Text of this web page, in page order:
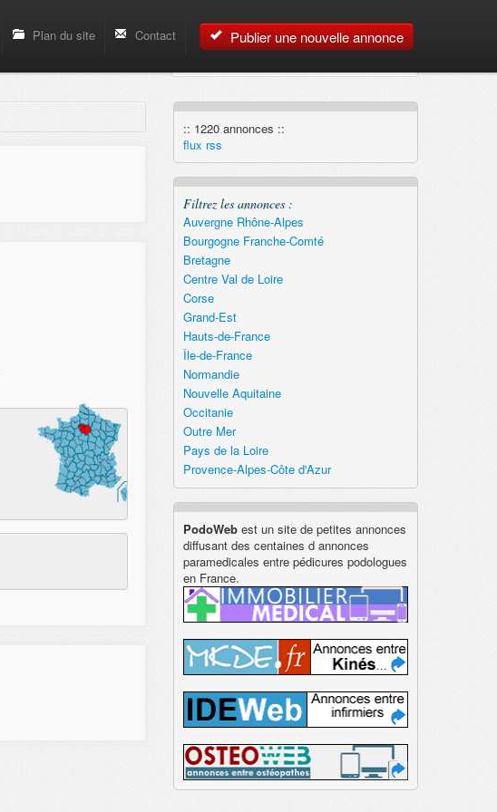
Publier une nouvelle annonce
Plan du site Contact
:: 1220 annonces ::
flux rss
Filtrez les annonces :
Auvergne Rhône-Alpes
Bourgogne Franche-Comté
Bretagne
Centre Val de Loire
Corse
Grand-Est
Hauts-de-France
Île-de-France
Normandie
Nouvelle Aquitaine
Occitanie
Outre Mer
Pays de la Loire
Provence-Alpes-Côte d'Azur
PodoWeb est un site de petites annonces
diffusant des centaines d annonces
paramedicales entre pédicures podologues
en France.